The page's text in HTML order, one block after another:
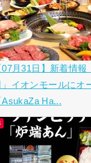
07月31日】新着情報
」イオンモールにオ
AsukaZa Ha...